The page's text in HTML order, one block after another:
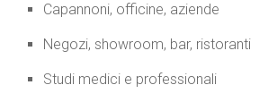
Capannoni, officine, aziende
Negozi, showroom, bar, ristoranti
Studi medici e professionali